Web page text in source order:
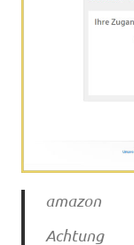
amazon
Achtung